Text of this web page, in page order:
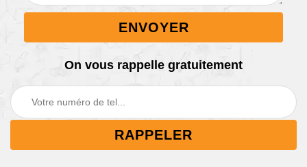
On vous rappelle gratuitement